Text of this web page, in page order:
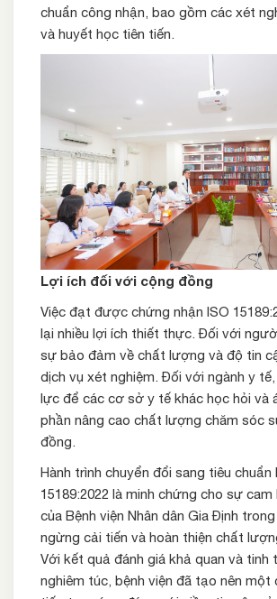
chuẩn công nhận, bao gồm các xét
và huyết học tiên tiến.
Lợi ích đối với cộng đồng
Việc đạt được chứng nhận ISO
lại nhiều lợi ích thiết thực. Đối với
sự bảo đảm về chất lượng và độ tin
dịch vụ xét nghiệm. Đối với ngành y
lực để các cơ sở y tế khác học hỏi và
phần nâng cao chất lượng chăm sóc
đồng.
Hành trình chuyển đổi sang tiêu chuẩn
15189:2022 là minh chứng cho sự
của Bệnh viện Nhân dân Gia Định
ngừng cải tiến và hoàn thiện chất
Với kết quả đánh giá khả quan và tinh
nghiêm túc, bệnh viện đã tạo nên một